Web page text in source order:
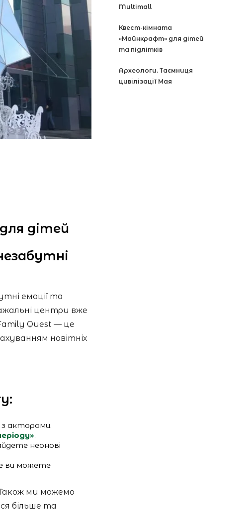
дітей
емоції та
центри вже
Quest — це
новітніх
акторами.
.
неонові
ви можете
ми можемо
більше та
Multimall
Квест-кімната
«Майнкрафт» для дітей
та підлітків
Археологи. Таємниця
цивілізації Мая